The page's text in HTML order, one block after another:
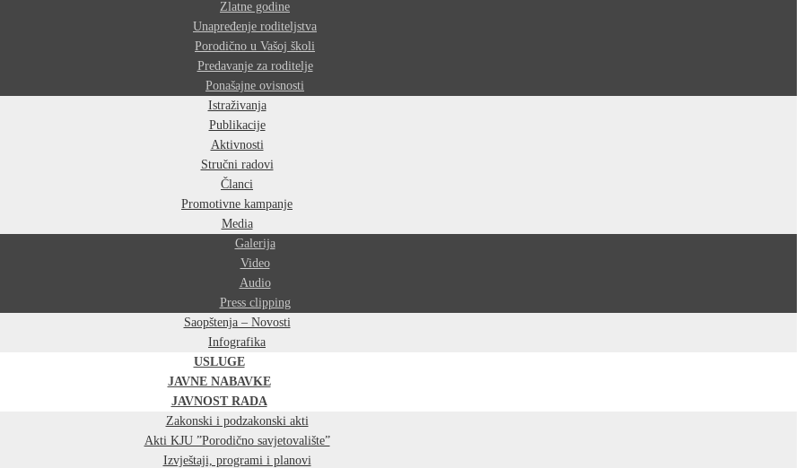
Zlatne godine
Unapređenje roditeljstva
Porodično u Vašoj školi
Predavanje za roditelje
Ponašajne ovisnosti
Istraživanja
Publikacije
Aktivnosti
Stručni radovi
Članci
Promotivne kampanje
Media
Galerija
Video
Audio
Press clipping
Saopštenja – Novosti
Infografika
USLUGE
JAVNE NABAVKE
JAVNOST RADA
Zakonski i podzakonski akti
Akti KJU ”Porodično savjetovalište”
Izvještaji, programi i planovi